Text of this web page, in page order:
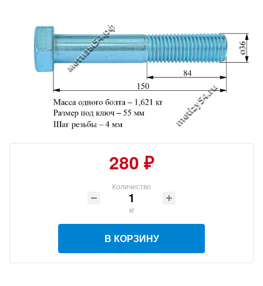
280 ₽
Количество
кг
В КОРЗИНУ